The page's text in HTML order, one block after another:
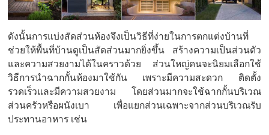
ดังนั้นการแบ่งสัดส่วนห้องจึงเป็นวิธีที่ง่ายในการตกแต่งบ้านที่
ช่วยให้พื้นที่บ้านดูเป็นสัดส่วนมากยิ่งขึ้น สร้างความเป็นส่วนตัว
และความสวยงามได้ในคราวด้วย ส่วนใหญ่คนจะนิยมเลือกใช้
วิธีการนำฉากกั้นห้องมาใช้กัน เพราะมีความสะดวก ติดตั้ง
รวดเร็วและมีความสวยงาม โดยส่วนมากจะใช้ฉากกั้นบริเวณ
ส่วนครัวหรือผนังเบา เพื่อแยกส่วนเฉพาะจากส่วนบริเวณรับ
ประทานอาหาร เช่น